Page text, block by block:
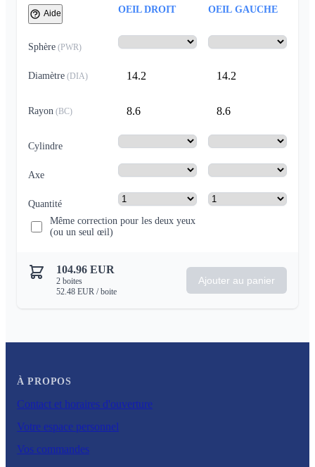
Aide OEIL DROIT OEIL GAUCHE
Sphère (PWR)
Diamètre (DIA) 14.2 14.2
Rayon (BC) 8.6 8.6
Cylindre
Axe
Quantité
Même correction pour les deux yeux
(ou un seul œil)
104.96 EUR
2 boites
52.48 EUR / boite
Ajouter au panier
À PROPOS
Contact et horaires d'ouverture
Votre espace personnel
Vos commandes